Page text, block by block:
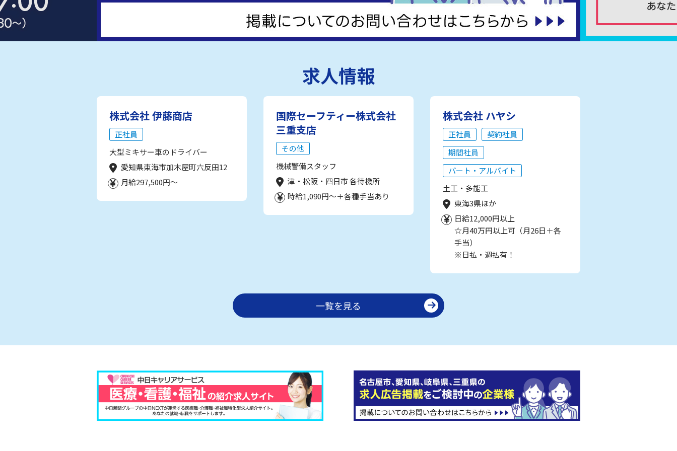
求人情報
株式会社 伊藤商店
正社員
大型ミキサー車のドライバー
愛知県東海市加木屋町六反田12
月給297,500円～
国際セーフティー株式会社
三重支店
その他
機械警備スタッフ
津・松阪・四日市 各待機所
時給1,090円～＋各種手当あり
株式会社 ハヤシ
正社員
契約社員
期間社員
パート・アルバイト
土工・多能工
東海3県ほか
日給12,000円以上
☆月40万円以上可（月26日＋各
手当）
※日払・週払有！
一覧を見る